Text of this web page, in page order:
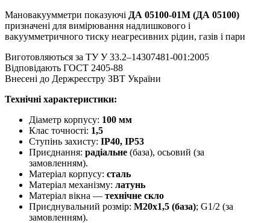
Мановакуумметри показуючі ДА 05100-01М (ДА 05100)
призначені для вимірювання надлишкового і
вакуумметричного тиску неагресивних рідин, газів і пари
Виготовляються за ТУ У 33.2–14307481-001:2005
Відповідають ГОСТ 2405-88
Внесені до Держреєстру ЗВТ України
Технічні характеристики:
Діаметр корпусу: 100 мм
Клас точності: 1,5
Ступінь захисту: ІР40, ІР53
Приєднання: радіальне (база), осьовий (за
замовленням).
Матеріал корпусу: сталь
Матеріал механізму: латунь
Матеріал вікна — технічне скло
Приєднувальний розмір: М20х1,5 (база); G1/2 (за
замовленням).